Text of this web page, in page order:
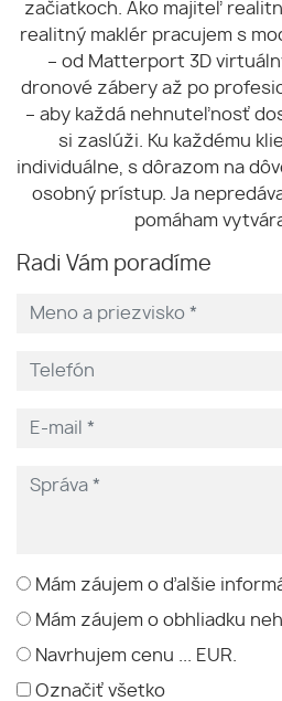
začiatkoch. Ako majiteľ
realitný maklér pracujem s
– od Matterport 3D
dronové zábery až po
– aby každá nehnuteľnosť
si zaslúži. Ku každému
individuálne, s dôrazom na
osobný prístup. Ja
pomáham
Radi Vám poradíme
Mám záujem o ďalšie
Mám záujem o obhliadku
Navrhujem cenu ... EUR.
Označiť všetko